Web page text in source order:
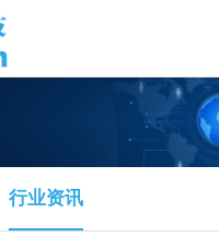
行业资讯